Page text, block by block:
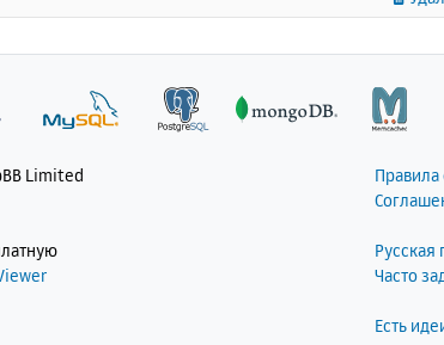
Limited
Русская
Часто
Есть